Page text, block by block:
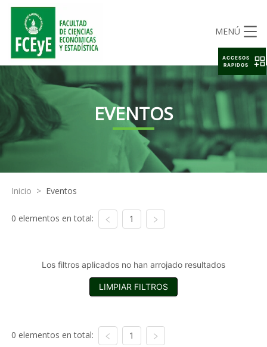
MENÚ
EVENTOS
Inicio > Eventos
0 elementos en total: 1
Los filtros aplicados no han arrojado resultados
LIMPIAR FILTROS
0 elementos en total: 1
ACCESOS
RAPIDOS